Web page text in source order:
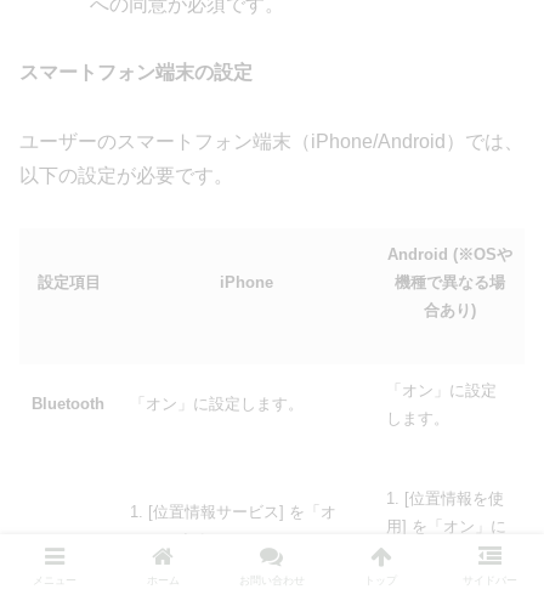
スマートフォン端末の設定
ユーザーのスマートフォン端末（iPhone/Android）では、
以下の設定が必要です。
設定項目 iPhone
Android (※OSや
機種で異なる場
合あり)
Bluetooth 「オン」に設定します。
「オン」に設定
します。
1. [位置情報サービス] を「オ
ン」にする。
2. アプリ一覧から[LINE]を選択
1. [位置情報を使
用] を「オン」に
する。
メニュー ホーム お問い合わせ サイドバー